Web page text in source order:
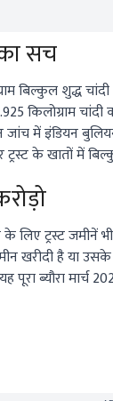
सच
बिल्कुल शुद्ध
किलोग्राम चांदी
जांच में इंडियन
के खातों में
ट्रस्ट जमीनें
है या उसके
पूरा ब्यौरा मार्च